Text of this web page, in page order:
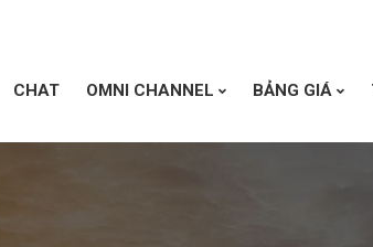
CHAT OMNI CHANNEL BẢNG GIÁ